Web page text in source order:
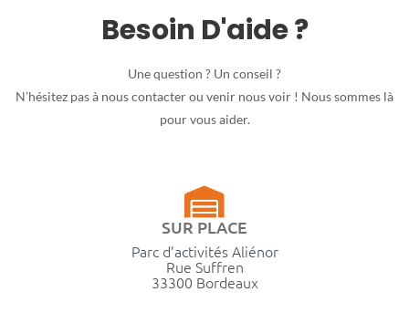
Besoin D'aide ?
Une question ? Un conseil ?
N’hésitez pas à nous contacter ou venir nous voir ! Nous sommes là
pour vous aider.
SUR PLACE
Parc d’activités Aliénor
Rue Suffren
33300 Bordeaux